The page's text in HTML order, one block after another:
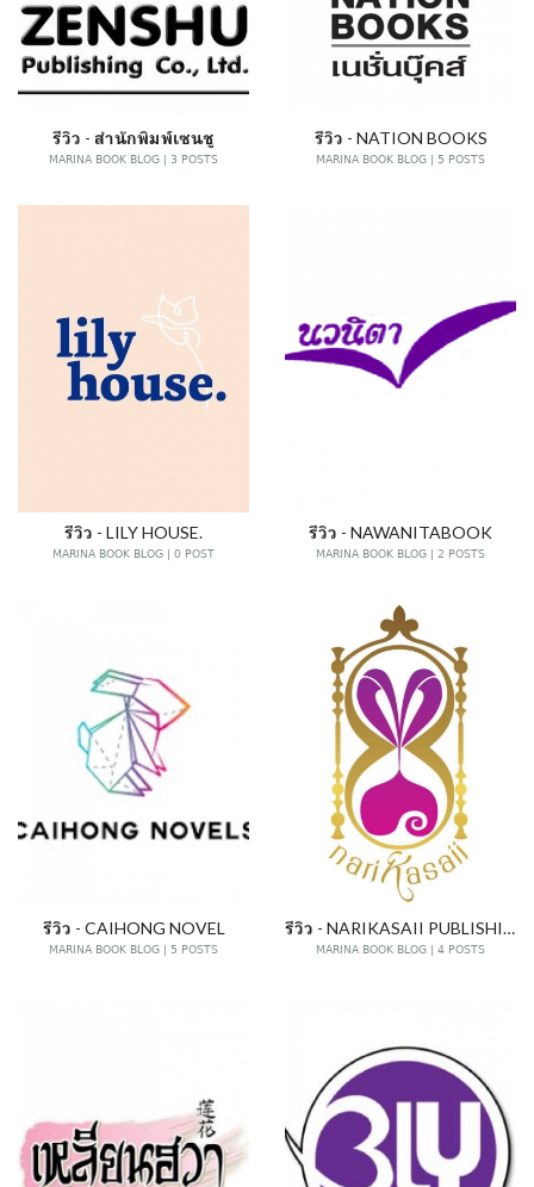
รีวิว - สำนักพิมพ์เซนชู
MARINA BOOK BLOG | 3 POSTS
รีวิว - NATION BOOKS
MARINA BOOK BLOG | 5 POSTS
รีวิว - LILY HOUSE.
MARINA BOOK BLOG | 0 POST
รีวิว - NAWANITABOOK
MARINA BOOK BLOG | 2 POSTS
รีวิว - CAIHONG NOVEL
MARINA BOOK BLOG | 5 POSTS
รีวิว - NARIKASAII PUBLISHING
MARINA BOOK BLOG | 4 POSTS